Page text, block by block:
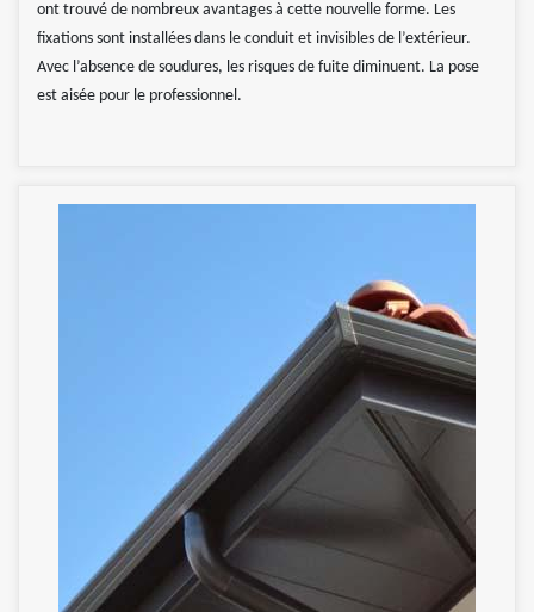
ont trouvé de nombreux avantages à cette nouvelle forme. Les
fixations sont installées dans le conduit et invisibles de l’extérieur.
Avec l’absence de soudures, les risques de fuite diminuent. La pose
est aisée pour le professionnel.